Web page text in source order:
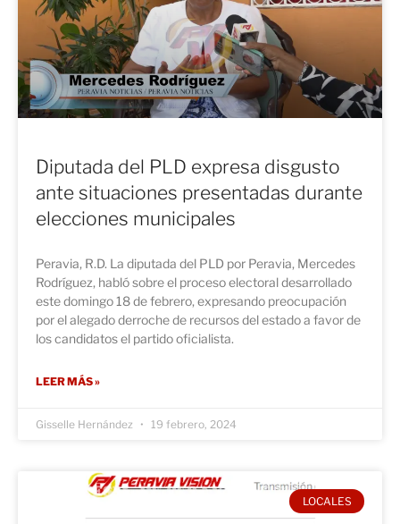
Diputada del PLD expresa disgusto
ante situaciones presentadas durante
elecciones municipales
Peravia, R.D. La diputada del PLD por Peravia, Mercedes
Rodríguez, habló sobre el proceso electoral desarrollado
este domingo 18 de febrero, expresando preocupación
por el alegado derroche de recursos del estado a favor de
los candidatos el partido oficialista.
LEER MÁS »
Gisselle Hernández 19 febrero, 2024
LOCALES